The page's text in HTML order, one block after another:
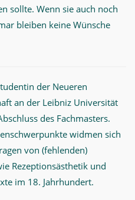
sollte. Wenn sie auch noch
bleiben keine Wünsche
der Neueren
an der Leibniz Universität
des Fachmasters.
widmen sich
von (fehlenden)
Rezeptionsästhetik und
im 18. Jahrhundert.